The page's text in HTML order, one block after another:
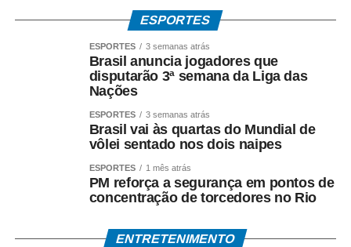
ESPORTES
ESPORTES 3 semanas atrás
Brasil anuncia jogadores que
disputarão 3ª semana da Liga das
Nações
ESPORTES 3 semanas atrás
Brasil vai às quartas do Mundial de
vôlei sentado nos dois naipes
ESPORTES 1 mês atrás
PM reforça a segurança em pontos de
concentração de torcedores no Rio
ENTRETENIMENTO